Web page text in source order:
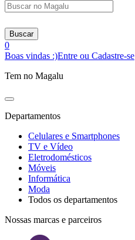
Buscar
0
Boas vindas :)Entre ou Cadastre-se
Tem no Magalu
Departamentos
Celulares e Smartphones
TV e Vídeo
Eletrodomésticos
Móveis
Informática
Moda
Todos os departamentos
Nossas marcas e parceiros